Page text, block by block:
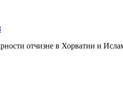
отчизне в Хорватии и